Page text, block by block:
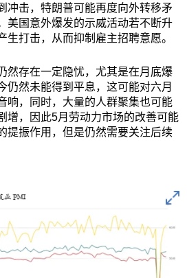
冲击，特朗普可能再度向外转移矛
美国意外爆发的示威活动若不断升
生打击，从而抑制雇主招聘意愿。
然存在一定隐忧，尤其是在月底爆
仍然未能得到平息，这可能对六月
响，同时，大量的人群聚集也可能
增，因此5月劳动力市场的改善可能
提振作用，但是仍然需要关注后续